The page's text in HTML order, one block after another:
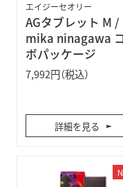
エイジーセオリー
AGタブレット M /
mika ninagawa
ボパッケージ
7,992円（税込）
詳細を見る